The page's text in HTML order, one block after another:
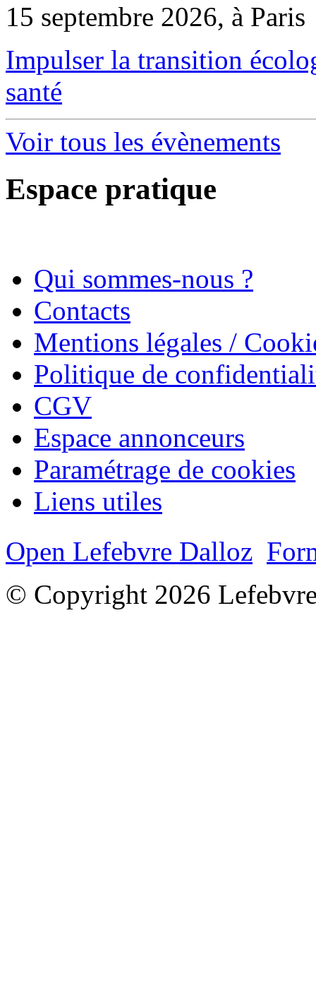
15 septembre 2026, à Paris
Impulser la transition
santé
Voir tous les évènements
Espace pratique
Qui sommes-nous ?
Contacts
Mentions légales /
Politique de
CGV
Espace annonceurs
Paramétrage de cookies
Liens utiles
Open Lefebvre Dalloz
© Copyright 2026